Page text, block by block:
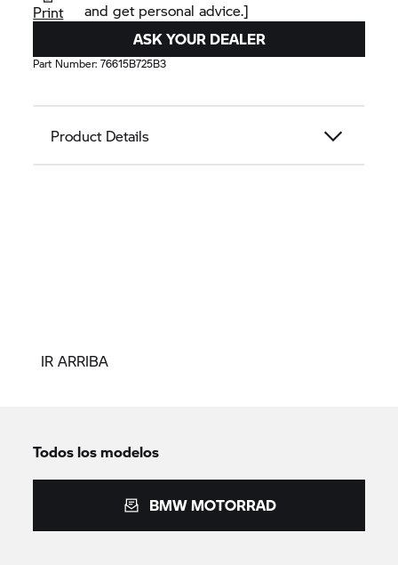
Print
and get personal advice.]
ASK YOUR DEALER
Part Number:76615B725B3
Product Details
IR ARRIBA
Todos los modelos
BMW MOTORRAD